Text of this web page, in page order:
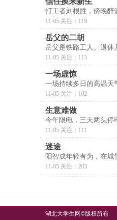
打工者刘根胜，傍晚醉
11-05 关注：119
岳父的二胡
岳父是铁路工人。退休
11-05 关注：115
一场虚惊
一场持续多日的高温天
11-05 关注：102
生意难做
今年限电，三天两头停
11-05 关注：111
迷途
阳智成年轻有为，在城
11-05 关注：203
湖北大学生网©版权所有